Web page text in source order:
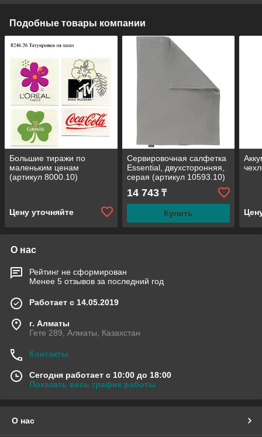
Подобные товары компании
Большие тиражи по
маленьким ценам
(артикул 8000.10)
Цену уточняйте
Сервировочная салфетка
Essential, двухсторонняя,
серая (артикул 10593.10)
14 743₸
Купить
О нас
Рейтинг не сформирован
Менее 5 отзывов за последний год
Работает с 14.05.2019
г. Алматы
Гете 289, Алматы, Казахстан
Контакты
Сегодня работает с 10:00 до 18:00
Показать весь график работы
О нас